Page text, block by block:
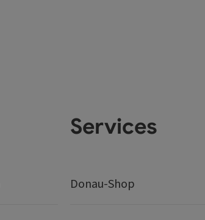
Services
Donau-Shop